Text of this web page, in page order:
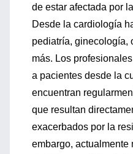
de estar afectada por
Desde la cardiología
pediatría, ginecología,
más. Los
a pacientes desde la
encuentran
que resultan
exacerbados por la
embargo, actualmente